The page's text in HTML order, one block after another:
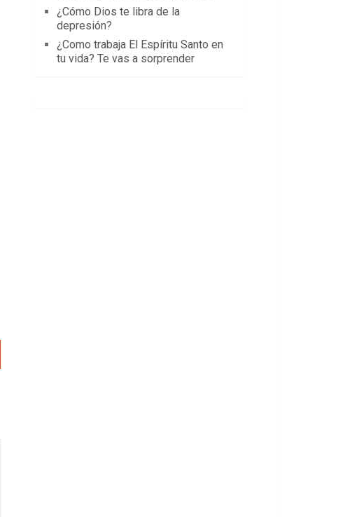
¿Cómo Dios te libra de la
depresión?
¿Como trabaja El Espíritu Santo en
tu vida? Te vas a sorprender